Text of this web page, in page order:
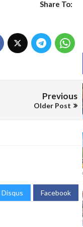
Share To:
Previous
Older Post
Disqus Facebook